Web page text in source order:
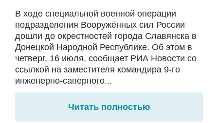
В ходе специальной военной операции
подразделения Вооружённых сил России
дошли до окрестностей города Славянска в
Донецкой Народной Республике. Об этом в
четверг, 16 июля, сообщает РИА Новости со
ссылкой на заместителя командира 9-го
инженерно-саперного...
Читать полностью